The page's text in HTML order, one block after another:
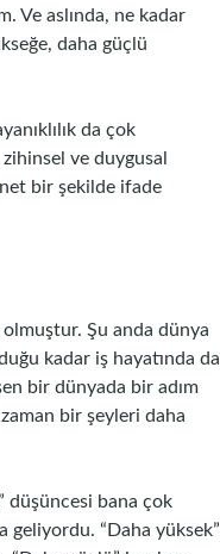
Ve aslında, ne kadar
daha güçlü
da çok
ve duygusal
bir şekilde ifade
Şu anda dünya
kadar iş hayatında da
bir dünyada bir adım
bir şeyleri daha
düşüncesi bana çok
geliyordu. “Daha yüksek”